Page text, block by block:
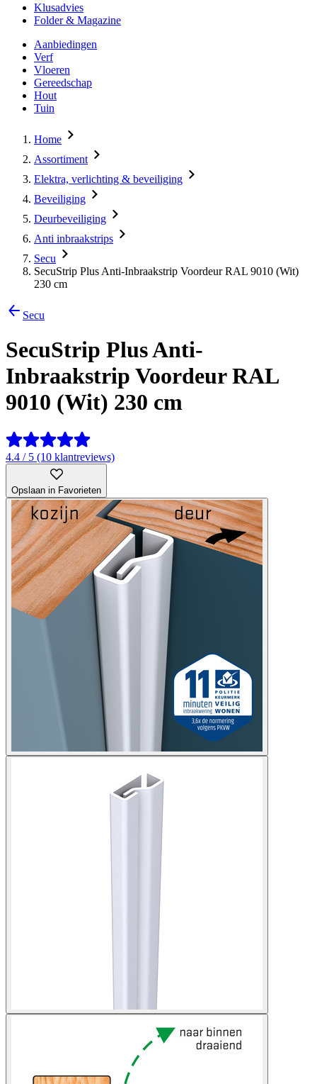
Klusadvies
Folder & Magazine
Aanbiedingen
Verf
Vloeren
Gereedschap
Hout
Tuin
Home
Assortiment
Elektra, verlichting & beveiliging
Beveiliging
Deurbeveiliging
Anti inbraakstrips
Secu
SecuStrip Plus Anti-Inbraakstrip Voordeur RAL 9010 (Wit)
230 cm
Secu
SecuStrip Plus Anti-
Inbraakstrip Voordeur RAL
9010 (Wit) 230 cm
4.4 / 5 (10 klantreviews)
Opslaan in Favorieten